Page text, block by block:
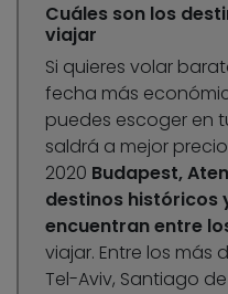
Cuáles son los
viajar
Si quieres volar
fecha más
puedes escoger en
saldrá a mejor
2020 Budapest,
destinos históricos
encuentran entre
viajar. Entre los más
Tel-Aviv, Santiago